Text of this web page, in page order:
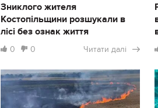
Зниклого жителя
Костопільщини розшукали в
лісі без ознак життя
0 0 Читати далі